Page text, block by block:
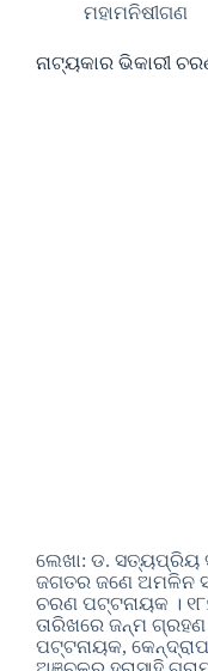
ମହାମନିଷୀଗଣ
ନାଟ୍ୟକାର ଭିକାରୀ
ଲେଖା: ଡ. ସତ୍ୟପ୍ରିୟ
ଜଗତର ଜଣେ ଅମଳିନ
ଚରଣ ପଟ୍ଟନାୟକ ।
ତାରିଖରେ ଜନ୍ମ
ପଟ୍ଟନାୟକ,